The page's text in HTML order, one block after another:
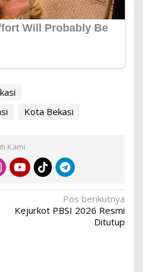
Kota Bekasi
Kami
Pos berikutnya
Kejurkot PBSI 2026 Resmi
Ditutup